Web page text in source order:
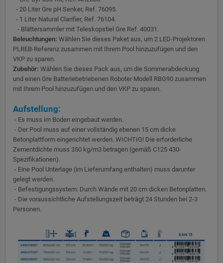
- 20 Liter Gre pH Senker, Ref. 76095.
- 1 Liter Natural Clarifier, Ref. 76104.
- Blättersammler mit Teleskopstiel Gre Ref. 40031.
Beleuchtungen: Wählen Sie dieses Paket aus, um 2 LED-Projektoren
PLREB-Referenz zusammen mit Ihrem Pool hinzuzufügen und den
VKP zu sparen.
Zubehör: Wählen Sie dieses Pack aus, um die Sommerabdeckung
und einen Gre Batteriebetriebenen Roboter Modell RBG90 zusammen
mit Ihrem Pool hinzuzufügen und den VKP zu sparen.
Aufstellung:
- Es muss im Boden eingebaut werden.
- Der Pool muss auf einer vollständig ebenen 15 cm dicke
Betonplattform eingerichtet werden. WICHTIG! Die erforderliche
Zementdichte muss 350 kg/m3 betragen (gemäß C125 430-
Spezifikationen).
- Eine Pool Unterlage (im Lieferumfang enthalten) muss darunter
gelegt werden.
- Befestigungssystem: Durch Wände mit 20 cm dicken Betonplatten.
- Die voraussichtliche Aufstellungszeit beträgt 24 Stunden bei 2-3
Personen.